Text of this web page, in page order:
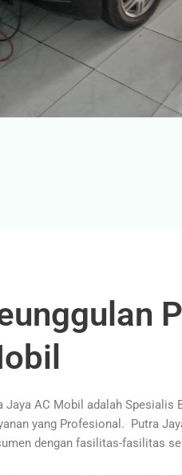
Jaya AC Mobil adalah Spesialis
yang Profesional. Putra
dengan fasilitas-fasilitas